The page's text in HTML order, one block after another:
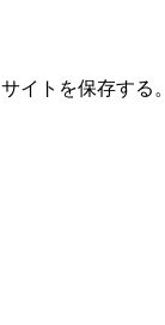
イトを保存する。